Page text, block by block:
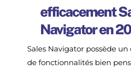
efficacement
Navigator en
Sales Navigator possède
de fonctionnalités bien